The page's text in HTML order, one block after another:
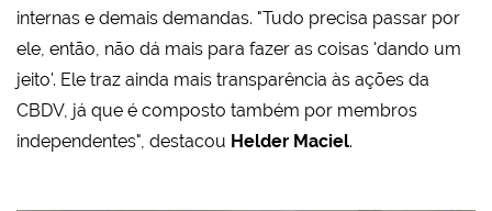
internas e demais demandas. "Tudo precisa passar por
ele, então, não dá mais para fazer as coisas 'dando um
jeito'. Ele traz ainda mais transparência às ações da
CBDV, já que é composto também por membros
independentes", destacou Helder Maciel.